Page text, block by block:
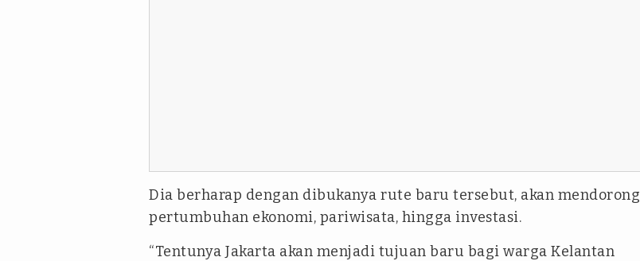
Dia berharap dengan dibukanya rute baru tersebut, akan mendorong
pertumbuhan ekonomi, pariwisata, hingga investasi.
“Tentunya Jakarta akan menjadi tujuan baru bagi warga Kelantan